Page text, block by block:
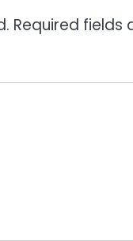
Required fields